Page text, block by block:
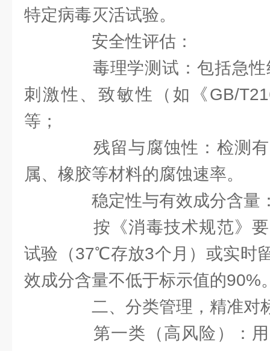
特定病毒灭活试验。
安全性评估：
毒理学测试：包括急性
刺激性、致敏性（如《GB/
等；
残留与腐蚀性：检测有
属、橡胶等材料的腐蚀速率。
稳定性与有效成分含量
按《消毒技术规范》要
试验（37℃存放3个月）或实时
效成分含量不低于标示值的90%
二、分类管理，精准对
第一类（高风险）：用